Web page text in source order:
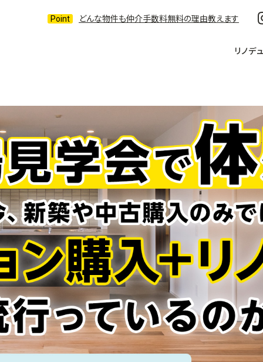
どんな物件も仲介手数料無料の理由教えます
リノデ